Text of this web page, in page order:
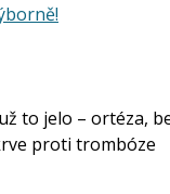
to jelo – ortéza,
proti trombóze